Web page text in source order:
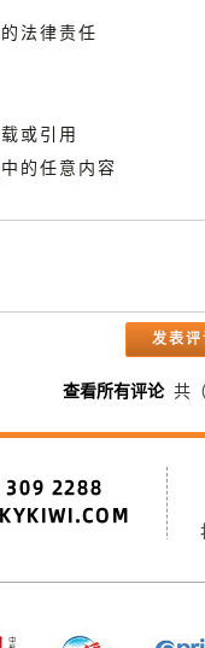
法律责任
或引用
的任意内容
查看所有评论共（